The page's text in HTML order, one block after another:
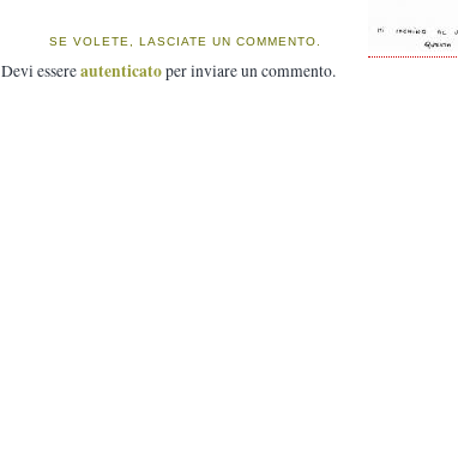
SE VOLETE, LASCIATE UN COMMENTO.
Devi essereautenticatoper inviare un commento.